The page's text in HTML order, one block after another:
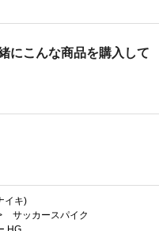
にこんな商品を購入して
イキ)
サッカースパイク